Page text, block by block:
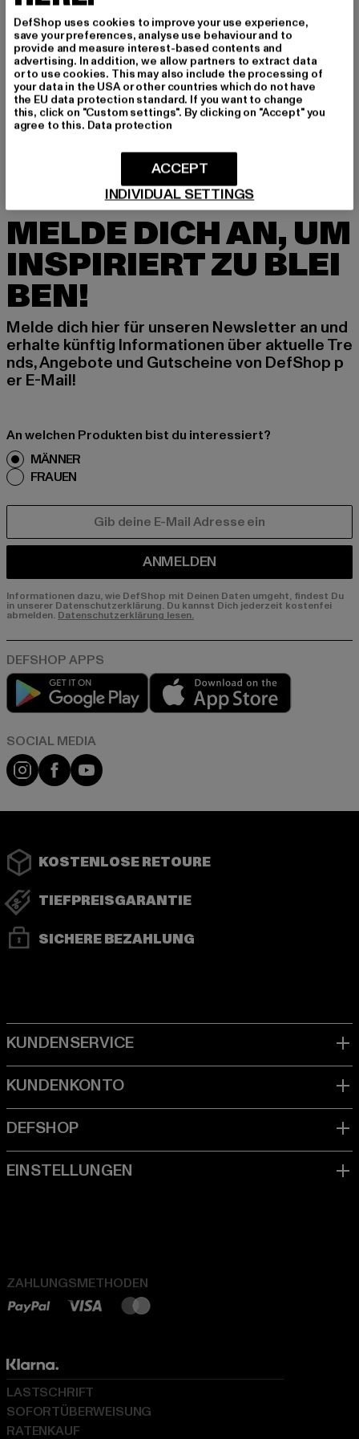
PUMA
Classics High Waist
16,92 EUR
Derzeitiger Preis: 16,92 EUR
35,99 EURAktionspreis: 35,99 EUR
MELDE DICH AN, UM
INSPIRIERT ZU BLEI
BEN!
Melde dich hier für unseren Newsletter an und
erhalte künftig Informationen über aktuelle Tre
nds, Angebote und Gutscheine von DefShop p
er E-Mail!
An welchen Produkten bist du interessiert?
MÄNNER
FRAUEN
ANMELDEN
Informationen dazu, wie DefShop mit Deinen Daten umgeht, findest Du
in unserer Datenschutzerklärung. Du kannst Dich jederzeit kostenfei
abmelden. Datenschutzerklärung lesen.
Play market
Instagram
FacebookYouTube
KOSTENLOSE RETOURE
TIEFPREISGARANTIE
SICHERE BEZAHLUNG
ZAHLUNGSMETHODEN
LASTSCHRIFT
SOFORTÜBERWEISUNG
RATENKAUF
DefShop uses cookies to improve your use experience,
save your preferences, analyse use behaviour and to
provide and measure interest-based contents and
advertising. In addition, we allow partners to extract data
or to use cookies. This may also include the processing of
your data in the USA or other countries which do not have
the EU data protection standard. If you want to change
this, click on "Custom settings". By clicking on "Accept" you
agree to this. Data protection
INDIVIDUAL SETTINGS
ACCEPT